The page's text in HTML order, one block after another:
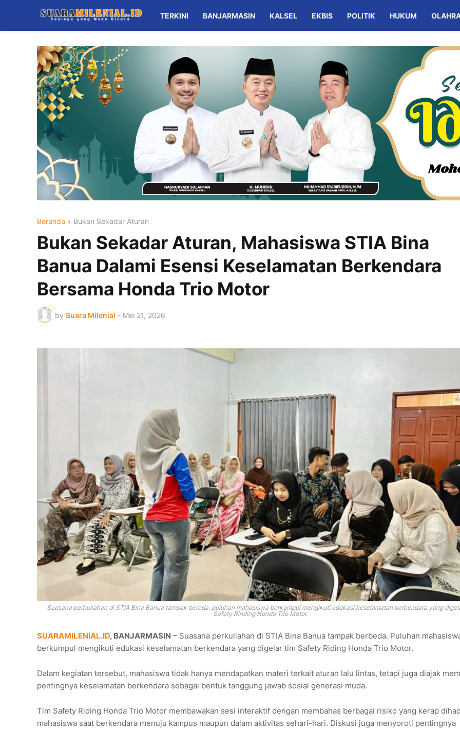
TERKINI BANJARMASIN KALSEL EKBIS POLITIK HUKUM
Beranda Bukan Sekadar Aturan
Bukan Sekadar Aturan, Mahasiswa STIA Bina
Banua Dalami Esensi Keselamatan Berkendara
Bersama Honda Trio Motor
by Suara Milenial - Mei 21, 2026
Suasana perkuliahan di STIA Bina Banua tampak bereda. puluhan mahasiswa berkumpul mengikuti edukasi keselamatan berkendara yang
Safety Rinding Honda Trio Motor.
SUARAMILENIAL.ID, BANJARMASIN – Suasana perkuliahan di STIA Bina Banua tampak berbeda. Puluhan
berkumpul mengikuti edukasi keselamatan berkendara yang digelar tim Safety Riding Honda Trio Motor.
Dalam kegiatan tersebut, mahasiswa tidak hanya mendapatkan materi terkait aturan lalu lintas, tetapi juga diajak
pentingnya keselamatan berkendara sebagai bentuk tanggung jawab sosial generasi muda.
Tim Safety Riding Honda Trio Motor membawakan sesi interaktif dengan membahas berbagai risiko yang kerap
mahasiswa saat berkendara menuju kampus maupun dalam aktivitas sehari-hari. Diskusi juga menyoroti pentingnya